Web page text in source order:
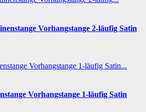
Vorhangstange 2-läufig Satin
Vorhangstange 1-läufig Satin